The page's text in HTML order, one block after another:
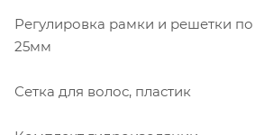
Регулировка рамки и решетки
25мм
Сетка для волос, пластик